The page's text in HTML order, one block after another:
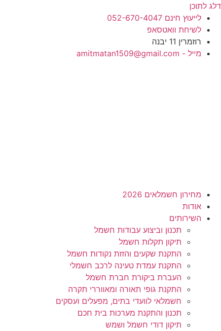
דלג לתוכן
לייעוץ חינם 052-670-4047
לשיחת וואטסאפ
רוזמרין 11 יבנה
מייל - amitmatan1509@gmail.com
מחירון חשמלאים 2026
אודות
השירותים
תכנון וביצוע עבודות חשמל
תיקון תקלות חשמל
התקנת שקעים והזזת נקודות חשמל
התקנת עמדת טעינה לרכב חשמלי
העברת ביקורת חברת חשמל
התקנת גופי תאורה ומאווררי תקרה
חשמלאי לוועדי בתים, מפעלים ועסקים
תכנון והתקנת מערכות בית חכם
תיקון דודי חשמל ושמש